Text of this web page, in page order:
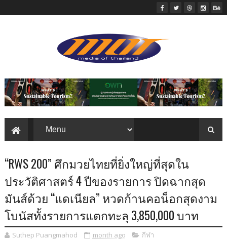
“RWS 200” ศึกมวยไทยที่ยิ่งใหญ่ที่สุดใน
ประวัติศาสตร์ 4 ปีของรายการ ปิดฉากสุด
มันส์ด้วย “แดเนียล” หวดก้านคอน็อกสุดงาม
โบนัสทั้งรายการแตกทะลุ 3,850,000 บาท
Suthep Puangmahod month ago กีฬา